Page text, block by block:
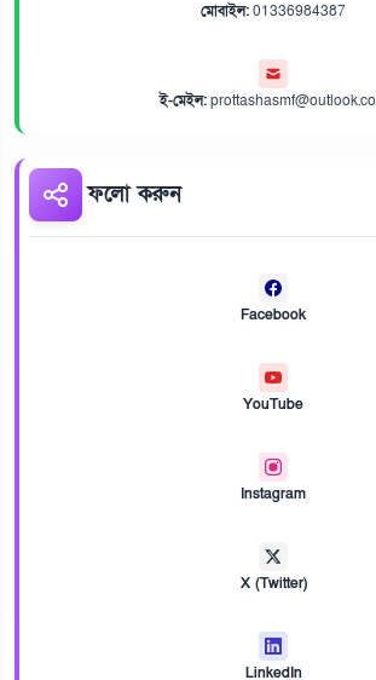
মোবাইল:01336984387
ই-মেইল:
ফলো করুন
Facebook
YouTube
Instagram
X (Twitter)
LinkedIn